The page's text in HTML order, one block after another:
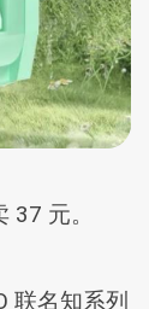
37 元。
联名知系列